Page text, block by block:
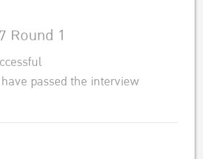
Round 1
passed the interview